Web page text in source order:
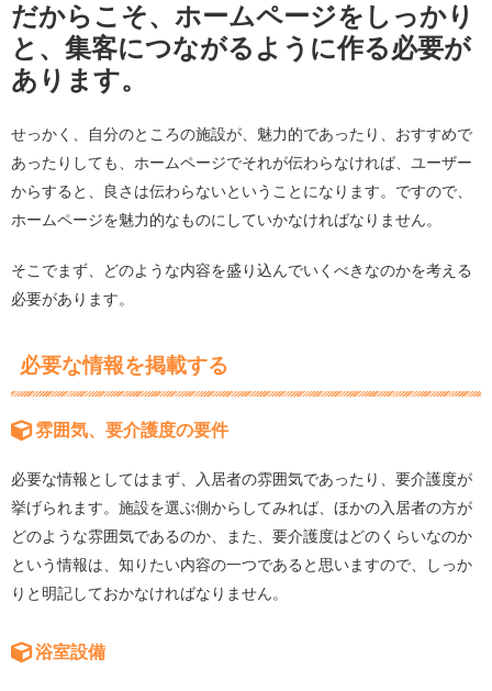
だからこそ、ホームページをしっかり
と、集客につながるように作る必要が
あります。
せっかく、自分のところの施設が、魅力的であったり、おすすめで
あったりしても、ホームページでそれが伝わらなければ、ユーザー
からすると、良さは伝わらないということになります。ですので、
ホームページを魅力的なものにしていかなければなりません。
そこでまず、どのような内容を盛り込んでいくべきなのかを考える
必要があります。
必要な情報を掲載する
雰囲気、要介護度の要件
必要な情報としてはまず、入居者の雰囲気であったり、要介護度が
挙げられます。施設を選ぶ側からしてみれば、ほかの入居者の方が
どのような雰囲気であるのか、また、要介護度はどのくらいなのか
という情報は、知りたい内容の一つであると思いますので、しっか
りと明記しておかなければなりません。
浴室設備